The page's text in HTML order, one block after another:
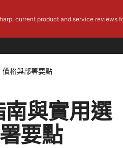
current product and service reviews
格與部署要點
與實用選
要點